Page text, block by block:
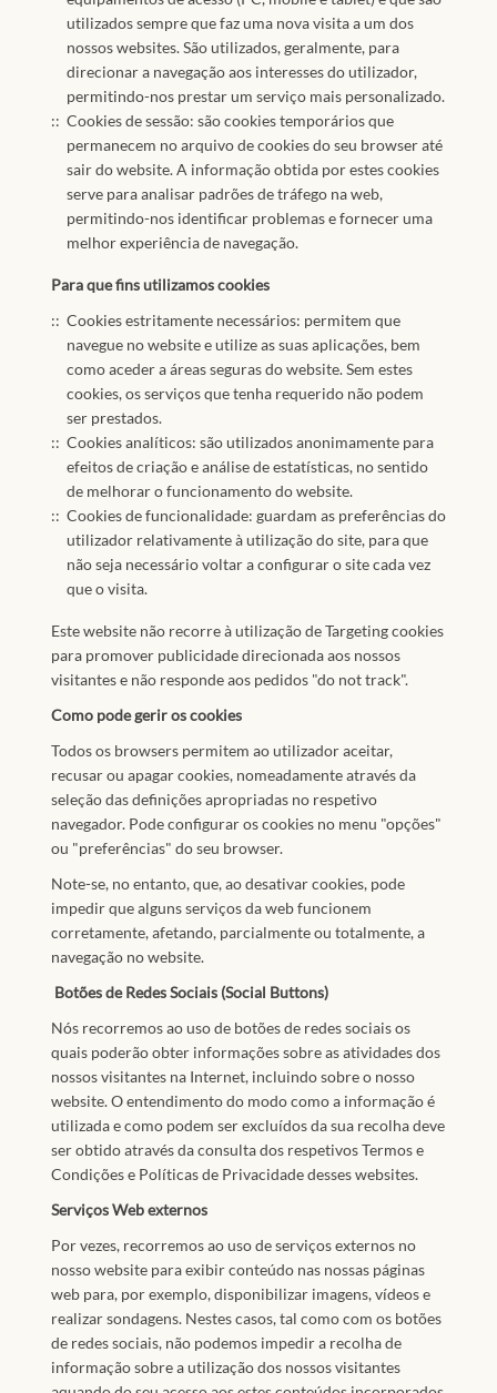
utilizados sempre que faz uma nova visita a um dos
nossos websites. São utilizados, geralmente, para
direcionar a navegação aos interesses do utilizador,
permitindo-nos prestar um serviço mais personalizado.
Cookies de sessão: são cookies temporários que
permanecem no arquivo de cookies do seu browser até
sair do website. A informação obtida por estes cookies
serve para analisar padrões de tráfego na web,
permitindo-nos identificar problemas e fornecer uma
melhor experiência de navegação.
Para que fins utilizamos cookies
Cookies estritamente necessários: permitem que
navegue no website e utilize as suas aplicações, bem
como aceder a áreas seguras do website. Sem estes
cookies, os serviços que tenha requerido não podem
ser prestados.
Cookies analíticos: são utilizados anonimamente para
efeitos de criação e análise de estatísticas, no sentido
de melhorar o funcionamento do website.
Cookies de funcionalidade: guardam as preferências do
utilizador relativamente à utilização do site, para que
não seja necessário voltar a configurar o site cada vez
que o visita.
Este website não recorre à utilização de Targeting cookies
para promover publicidade direcionada aos nossos
visitantes e não responde aos pedidos "do not track".
Como pode gerir os cookies
Todos os browsers permitem ao utilizador aceitar,
recusar ou apagar cookies, nomeadamente através da
seleção das definições apropriadas no respetivo
navegador. Pode configurar os cookies no menu "opções"
ou "preferências" do seu browser.
Note-se, no entanto, que, ao desativar cookies, pode
impedir que alguns serviços da web funcionem
corretamente, afetando, parcialmente ou totalmente, a
navegação no website.
Botões de Redes Sociais (Social Buttons)
Nós recorremos ao uso de botões de redes sociais os
quais poderão obter informações sobre as atividades dos
nossos visitantes na Internet, incluindo sobre o nosso
website. O entendimento do modo como a informação é
utilizada e como podem ser excluídos da sua recolha deve
ser obtido através da consulta dos respetivos Termos e
Condições e Políticas de Privacidade desses websites.
Serviços Web externos
Por vezes, recorremos ao uso de serviços externos no
nosso website para exibir conteúdo nas nossas páginas
web para, por exemplo, disponibilizar imagens, vídeos e
realizar sondagens. Nestes casos, tal como com os botões
de redes sociais, não podemos impedir a recolha de
informação sobre a utilização dos nossos visitantes